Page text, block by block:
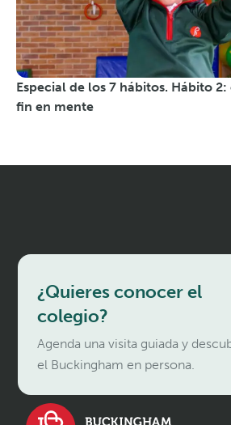
Especial de los 7 hábitos. Hábito
fin en mente
¿Quieres conocer el
colegio?
Agenda una visita guiada y
el Buckingham en persona.